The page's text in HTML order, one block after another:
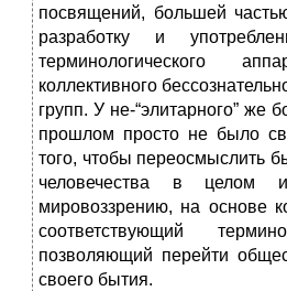
посвящений, большей
разработку и
терминологического
коллективного
групп. У не-“элитарного” же
прошлом просто не было
того, чтобы переосмыслить
человечества в
мировоззрению, на основе
соответствующий
позволяющий перейти
своего бытия.